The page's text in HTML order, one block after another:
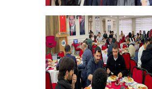
Vakfımızın 28. Olağan genel kurulu
Yapıldı
+